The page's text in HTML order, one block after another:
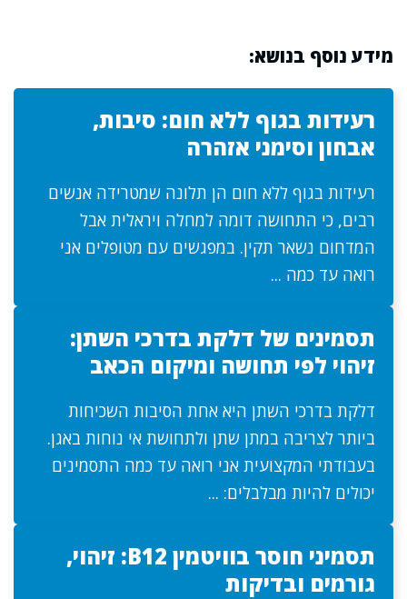
מידע נוסף בנושא:
רעידות בגוף ללא חום: סיבות,
אבחון וסימני אזהרה
רעידות בגוף ללא חום הן תלונה שמטרידה אנשים
רבים, כי התחושה דומה למחלה ויראלית אבל
המדחום נשאר תקין. במפגשים עם מטופלים אני
רואה עד כמה ...
תסמינים של דלקת בדרכי השתן:
זיהוי לפי תחושה ומיקום הכאב
דלקת בדרכי השתן היא אחת הסיבות השכיחות
ביותר לצריבה במתן שתן ולתחושת אי נוחות באגן.
בעבודתי המקצועית אני רואה עד כמה התסמינים
יכולים להיות מבלבלים: ...
תסמיני חוסר בוויטמין B12: זיהוי,
גורמים ובדיקות